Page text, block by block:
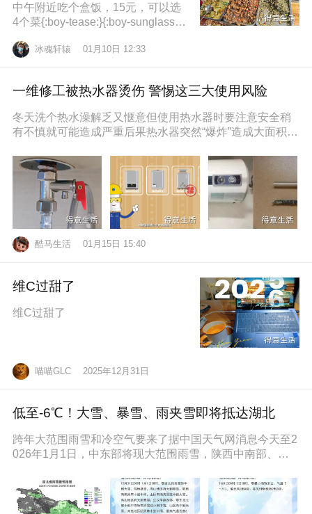
中午附近吃个盒饭，15元，可以选
4个菜{:boy-tease:}{:boy-sunglasse
冰魂轩辕 01月10日 12:33
一维修工被热水器烫伤 警惕这三大使用风险
冬天洗个热水澡解乏又惬意但使用热水器时要注意安全稍
有不慎就可能造成严重后果热水器突然“爆炸”造成大面积烫
酷马生活 01月15日 15:40
维C过甜了
维C过甜了
喵喵GLC 2025年12月31日
低至-6℃！大雪、暴雪、雨夹雪即将抵达湖北
跨年大范围雨雪和冷空气要来了据中国天气网消息今天至2
026年1月1日，中东部将现大范围雨雪，陕西中南部、山